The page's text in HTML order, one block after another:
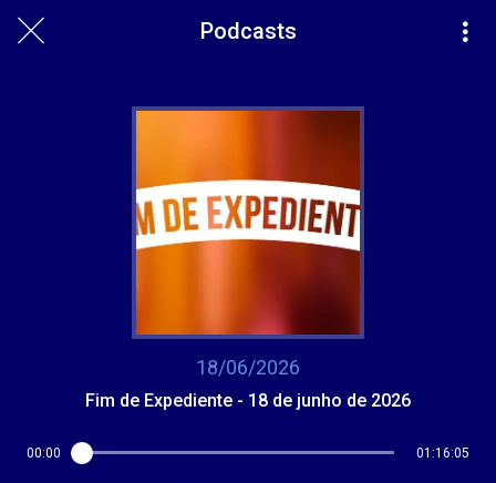
Podcasts
18/06/2026
Fim de Expediente - 18 de junho de 2026
00:00 01:16:05